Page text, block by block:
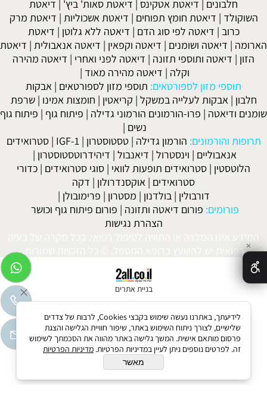
חלבונים | דיאטת אטקינס | דיאטת סאות' ביץ' | דיאטת
השוקולד | דיאטת חומץ תפוחים | דיאטת אשכוליות | דיאטת מרק
כרוב | דיאטה לפי סוג הדם | דיאטה ללא גלוטן | דיאטת
הארומה | דיאטה ושומנים | דיאטה וקפאין | דיאטה אנאבולית | דיאטת
הזון | דיאטה ותוספי תזונה | דיאטה לפני ואחרי | דיאטה מהירה
וקלה | דיאטה מהירה מאוד |
תוספי מזון לספורטאים: תוספי מזון לספורטאים | אבקות
חלבון | אבקות לעלייה במשקל | קריאטין | חומצות אמינו |שרפת
שומנים ודיאטה | פרו-הורמונים הורמוני גדילה | פיתוח גוף | פיתוח גוף
נשים |
תרופות והורמונים: הורמון גדילה |טסטוסטרון |
IGF-1
|סטרואידים
אנאבוליים | וינסטרול | דיאנבול | דיהידרוטסטוסטרון |
הלוטסטין | סטרואידים תופעות לוואי | סוגי סטרואידים | כדורי
סטרואידים | אוקסנדרולון | דקה
דורבולין | בולדנון | מסטרון | פרימובולן |
פורומים: פורום דיאטה ותזונה | פורום פיתוח גוף וכושר
הצהרת נגישות
המידע אינו המלצה או התוויה לטיפול רפואי. בכל מקרה של בעיה
רפואית יש להיוועץ ברופא המטפל. © כל הזכויות שמורות.
בניית אתרים
✕
לידיעתך, באתרנו נעשה שימוש בקבצי Cookies, לרבות של צדדים
שלישיים, לצורך ניתוח השימוש באתר, שיפור חוויית הגלישה והצגת
פרסום מותאם אישית. המשך גלישה באתר מהווה את הסכמתך לשימוש
זה. לפרטים נוספים ניתן לעיין במדיניות הפרטיות. מדיניות הפרטיות
מאשר